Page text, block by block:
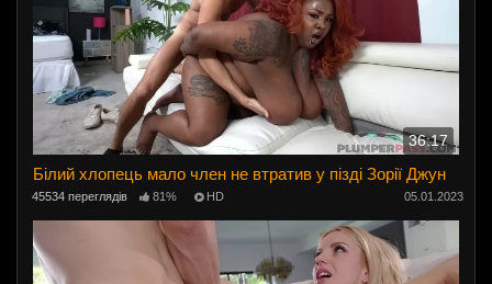
36:17
Білий хлопець мало член не втратив у пізді Зорії Джун
45534 переглядів 81% HD 05.01.2023